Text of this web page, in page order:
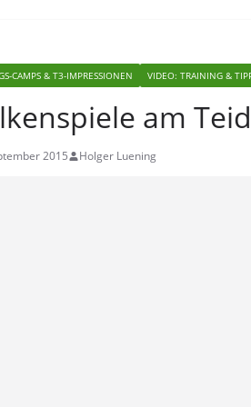
CAMPS & T3-IMPRESSIONEN VIDEO: TRAINING &
am
2015 Holger Luening